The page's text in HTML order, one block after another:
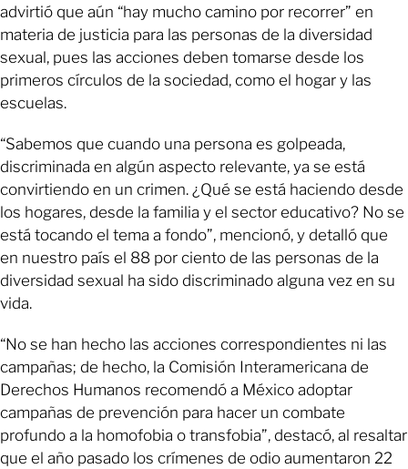
advirtió que aún “hay mucho camino por recorrer” en
materia de justicia para las personas de la diversidad
sexual, pues las acciones deben tomarse desde los
primeros círculos de la sociedad, como el hogar y las
escuelas.
“Sabemos que cuando una persona es golpeada,
discriminada en algún aspecto relevante, ya se está
convirtiendo en un crimen. ¿Qué se está haciendo desde
los hogares, desde la familia y el sector educativo? No se
está tocando el tema a fondo”, mencionó, y detalló que
en nuestro país el 88 por ciento de las personas de la
diversidad sexual ha sido discriminado alguna vez en su
vida.
“No se han hecho las acciones correspondientes ni las
campañas; de hecho, la Comisión Interamericana de
Derechos Humanos recomendó a México adoptar
campañas de prevención para hacer un combate
profundo a la homofobia o transfobia”, destacó, al resaltar
que el año pasado los crímenes de odio aumentaron 22